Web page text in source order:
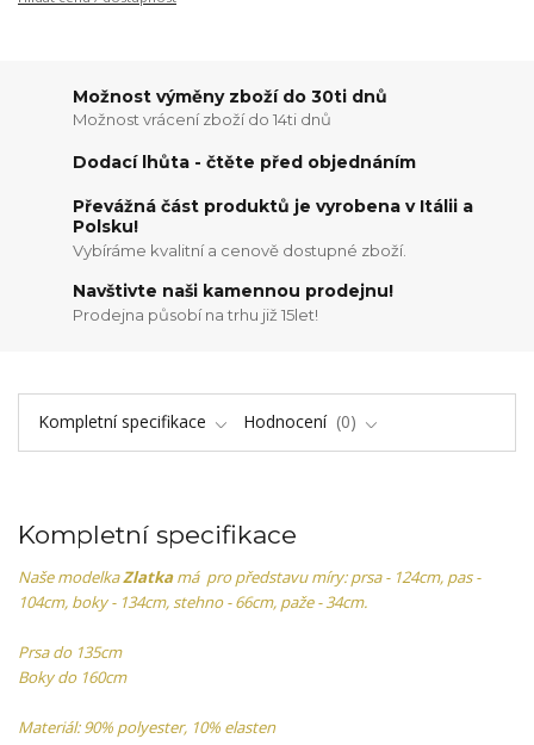
Možnost výměny zboží do 30ti dnů
Možnost vrácení zboží do 14ti dnů
Dodací lhůta - čtěte před objednáním
Převážná část produktů je vyrobena v Itálii a
Polsku!
Vybíráme kvalitní a cenově dostupné zboží.
Navštivte naši kamennou prodejnu!
Prodejna působí na trhu již 15let!
Kompletní specifikace Hodnocení 0
Kompletní specifikace
Naše modelkaZlatkamá pro představu míry: prsa - 124cm, pas -
104cm, boky - 134cm, stehno - 66cm, paže - 34cm.
Prsa do 135cm
Boky do 160cm
Materiál: 90% polyester, 10% elasten